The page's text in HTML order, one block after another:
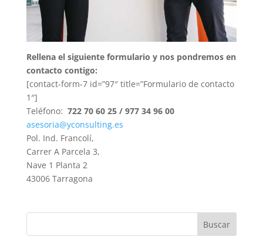
Rellena el siguiente formulario y nos pondremos en
contacto contigo:
[contact-form-7 id=”97″ title=”Formulario de contacto
1″]
Teléfono: 722 70 60 25/ 977 34 96 00
asesoria@yconsulting.es
Pol. Ind. Francolí,
Carrer A Parcela 3,
Nave 1 Planta 2
43006 Tarragona
Buscar